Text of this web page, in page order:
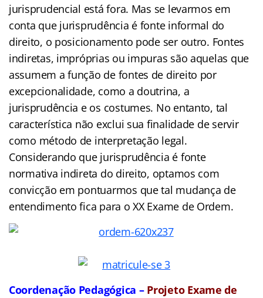
jurisprudencial está fora. Mas se levarmos em
conta que jurisprudência é fonte informal do
direito, o posicionamento pode ser outro. Fontes
indiretas, impróprias ou impuras são aquelas que
assumem a função de fontes de direito por
excepcionalidade, como a doutrina, a
jurisprudência e os costumes. No entanto, tal
característica não exclui sua finalidade de servir
como método de interpretação legal.
Considerando que jurisprudência é fonte
normativa indireta do direito, optamos com
convicção em pontuarmos que tal mudança de
entendimento fica para o XX Exame de Ordem.
Coordenação Pedagógica – Projeto Exame de